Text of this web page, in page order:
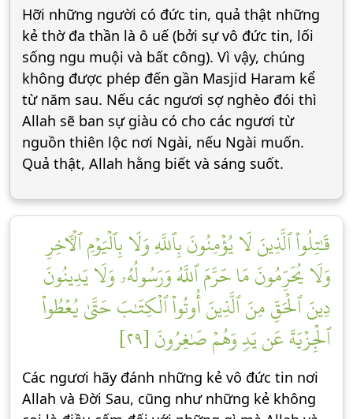
Hỡi những người có đức tin, quả thật những
kẻ thờ đa thần là ô uế (bởi sự vô đức tin, lối
sống ngu muội và bất công). Vì vậy, chúng
không được phép đến gần Masjid Haram kể
từ năm sau. Nếu các ngươi sợ nghèo đói thì
Allah sẽ ban sự giàu có cho các ngươi từ
nguồn thiên lộc nơi Ngài, nếu Ngài muốn.
Quả thật, Allah hằng biết và sáng suốt.
قَٰتِلُواْ ٱلَّذِينَ لَا يُؤۡمِنُونَ بِٱللَّهِ وَلَا بِٱلۡيَوۡمِ ٱلۡأٓخِرِ
وَلَا يُحَرِّمُونَ مَا حَرَّمَ ٱللَّهُ وَرَسُولُهُۥ وَلَا يَدِينُونَ
دِينَ ٱلۡحَقِّ مِنَ ٱلَّذِينَ أُوتُواْ ٱلۡكِتَٰبَ حَتَّىٰ يُعۡطُواْ
ٱلۡجِزۡيَةَ عَن يَدٖ وَهُمۡ صَٰغِرُونَ [٢٩]
Các ngươi hãy đánh những kẻ vô đức tin nơi
Allah và Đời Sau, cũng như những kẻ không